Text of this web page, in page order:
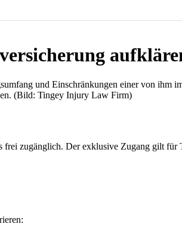
und Einschränkungen einer von ihm
(Bild: Tingey Injury Law Firm)
zugänglich. Der exklusive Zugang gilt